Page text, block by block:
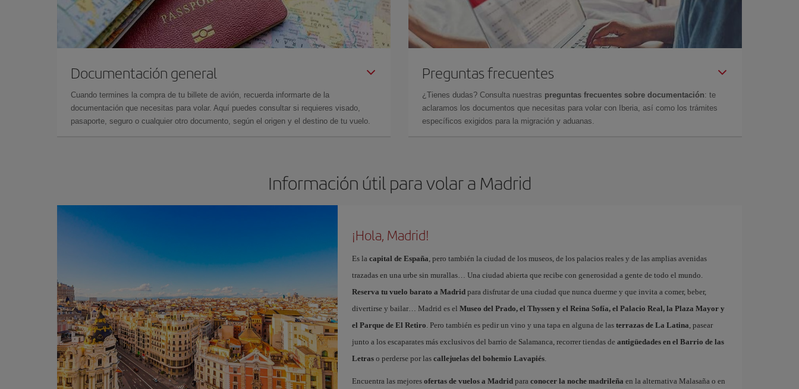
Documentación general
Cuando termines la compra de tu billete de avión, recuerda informarte de la
documentación que necesitas para volar. Aquí puedes consultar si requieres visado,
pasaporte, seguro o cualquier otro documento, según el origen y el destino de tu vuelo.
Preguntas frecuentes
¿Tienes dudas? Consulta nuestras preguntas frecuentes sobre documentación: te
aclaramos los documentos que necesitas para volar con Iberia, así como los trámites
específicos exigidos para la migración y aduanas.
Información útil para volar a Madrid
¡Hola, Madrid!
Es la capital de España, pero también la ciudad de los museos, de los palacios reales y de las amplias avenidas
trazadas en una urbe sin murallas… Una ciudad abierta que recibe con generosidad a gente de todo el mundo.
Reserva tu vuelo barato a Madridpara disfrutar de una ciudad que nunca duerme y que invita a comer, beber,
divertirse y bailar… Madrid es el Museo del Prado, el Thyssen y el Reina Sofía, el Palacio Real, la Plaza Mayor y
el Parque de El Retiro. Pero también es pedir un vino y una tapa en alguna de las terrazas de La Latina, pasear
junto a los escaparates más exclusivos del barrio de Salamanca, recorrer tiendas de antigüedades en el Barrio de las
Letraso perderse por las callejuelas del bohemio Lavapiés.
Encuentra las mejores ofertas de vuelos a Madridpara conocer la noche madrileña en la alternativa Malasaña o en